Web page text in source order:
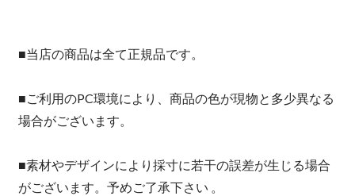
■当店の商品は全て正規品です。
■ご利用のPC環境により、商品の色が現物と多少異なる
場合がございます。
■素材やデザインにより採寸に若干の誤差が生じる場合
がございます。予めご了承下さい 。